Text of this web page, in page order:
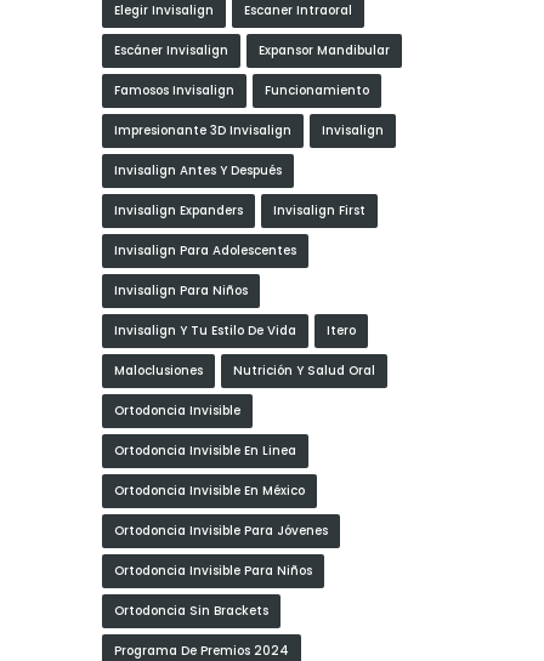
Elegir Invisalign Escaner Intraoral
Escáner Invisalign Expansor Mandibular
Famosos Invisalign Funcionamiento
Impresionante 3D Invisalign Invisalign
Invisalign Antes Y Después
Invisalign Expanders Invisalign First
Invisalign Para Adolescentes
Invisalign Para Niños
Invisalign Y Tu Estilo De Vida Itero
Maloclusiones Nutrición Y Salud Oral
Ortodoncia Invisible
Ortodoncia Invisible En Linea
Ortodoncia Invisible En México
Ortodoncia Invisible Para Jóvenes
Ortodoncia Invisible Para Niños
Ortodoncia Sin Brackets
Programa De Premios 2024